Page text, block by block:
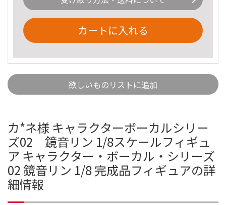
カートに入れる
欲しいものリストに追加
カ*ネ様 キャラクターボーカルシリー
ズ02 鏡音リン 1/8スケールフィギュ
ア キャラクター・ボーカル・シリーズ
02 鏡音リン 1/8 完成品フィギュアの詳
細情報